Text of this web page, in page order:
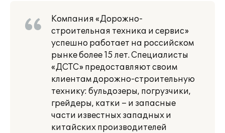
Компания «Дорожно-
строительная техника и сервис»
успешно работает на российском
рынке более 15 лет. Специалисты
«ДСТС» предоставляют своим
клиентам дорожно-строительную
технику: бульдозеры, погрузчики,
грейдеры, катки – и запасные
части известных западных и
китайских производителей